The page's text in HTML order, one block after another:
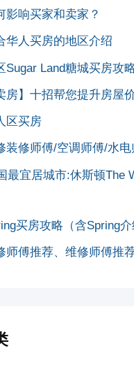
影响买家和卖家？
华人买房的地区介绍
Sugar Land糖城买房攻
房】十招帮您提升房屋
区买房
装修师傅/空调师傅/水电
最宜居城市:休斯顿The
买房攻略（含Spring介
师傅推荐、维修师傅推